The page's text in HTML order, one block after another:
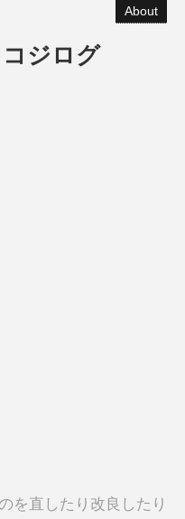
About
ジログ
を直したり改良したり